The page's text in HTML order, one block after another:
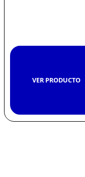
VER PRODUCTO